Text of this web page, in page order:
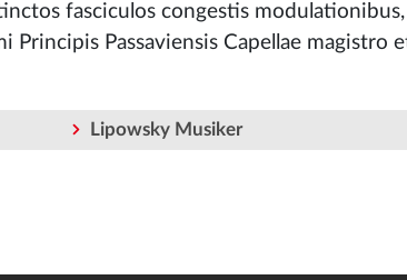
fasciculos congestis
Principis Passaviensis Capellae magistro
Lipowsky Musiker